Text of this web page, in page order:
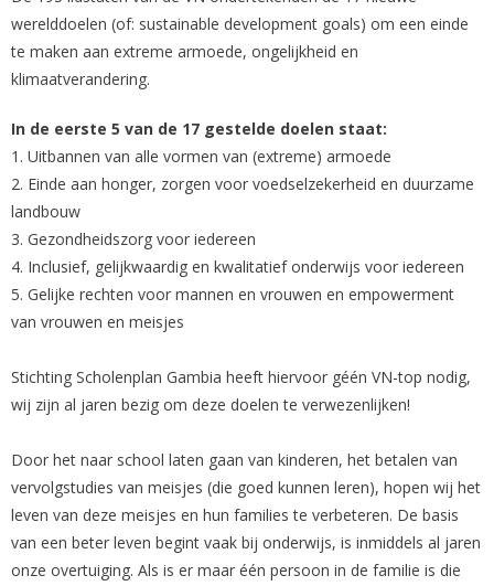
werelddoelen (of: sustainable development goals) om een einde
te maken aan extreme armoede, ongelijkheid en
klimaatverandering.
In de eerste 5 van de 17 gestelde doelen staat:
1. Uitbannen van alle vormen van (extreme) armoede
2. Einde aan honger, zorgen voor voedselzekerheid en duurzame
landbouw
3. Gezondheidszorg voor iedereen
4. Inclusief, gelijkwaardig en kwalitatief onderwijs voor iedereen
5. Gelijke rechten voor mannen en vrouwen en empowerment
van vrouwen en meisjes
Stichting Scholenplan Gambia heeft hiervoor géén VN-top nodig,
wij zijn al jaren bezig om deze doelen te verwezenlijken!
Door het naar school laten gaan van kinderen, het betalen van
vervolgstudies van meisjes (die goed kunnen leren), hopen wij het
leven van deze meisjes en hun families te verbeteren. De basis
van een beter leven begint vaak bij onderwijs, is inmiddels al jaren
onze overtuiging. Als is er maar één persoon in de familie is die